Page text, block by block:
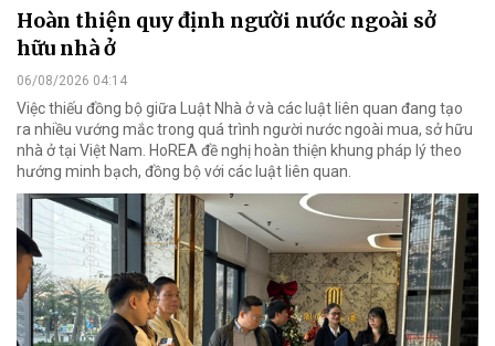
Hoàn thiện quy định người nước ngoài sở
hữu nhà ở
06/08/2026 04:14
Việc thiếu đồng bộ giữa Luật Nhà ở và các luật liên quan đang tạo
ra nhiều vướng mắc trong quá trình người nước ngoài mua, sở hữu
nhà ở tại Việt Nam. HoREA đề nghị hoàn thiện khung pháp lý theo
hướng minh bạch, đồng bộ với các luật liên quan.